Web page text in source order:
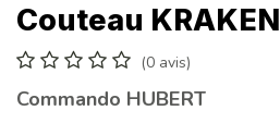
Couteau KRAKEN
(0 avis)
Commando HUBERT